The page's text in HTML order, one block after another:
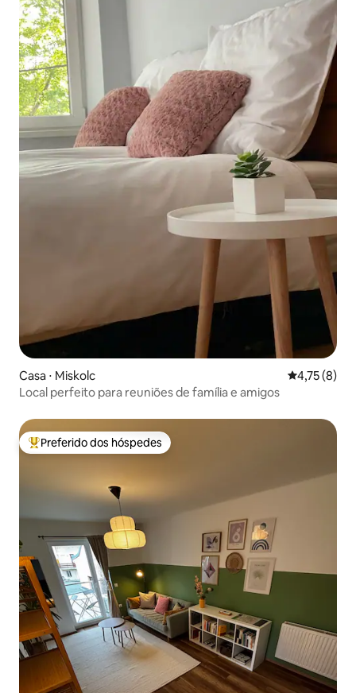
Casa ⋅ Miskolc 4,75 de
4,75 (8)
Local perfeito para reuniões de família e amigos
Entre os melhores preferidos dos hóspedes
Preferido dos hóspedes